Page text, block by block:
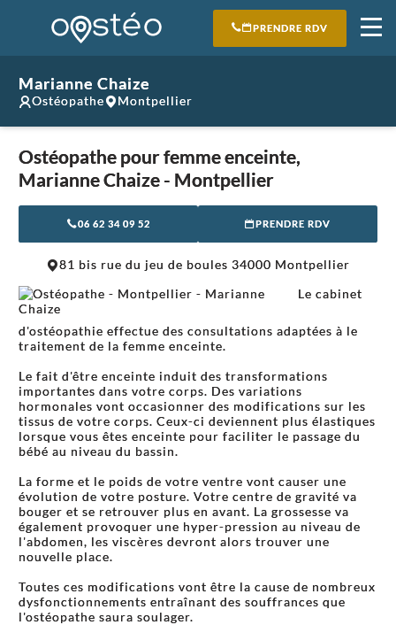
PRENDRE RDV
Marianne Chaize
Ostéopathe Montpellier
Ostéopathe pour femme enceinte,
Marianne Chaize - Montpellier
06 62 34 09 52 PRENDRE RDV
81 bis rue du jeu de boules 34000 Montpellier
Le cabinet
d'ostéopathie effectue des consultations adaptées à le
traitement de la femme enceinte.
Le fait d'être enceinte induit des transformations
importantes dans votre corps. Des variations
hormonales vont occasionner des modifications sur les
tissus de votre corps. Ceux-ci deviennent plus élastiques
lorsque vous êtes enceinte pour faciliter le passage du
bébé au niveau du bassin.
La forme et le poids de votre ventre vont causer une
évolution de votre posture. Votre centre de gravité va
bouger et se retrouver plus en avant. La grossesse va
également provoquer une hyper-pression au niveau de
l'abdomen, les viscères devront alors trouver une
nouvelle place.
Toutes ces modifications vont être la cause de nombreux
dysfonctionnements entraînant des souffrances que
l'ostéopathe saura soulager.